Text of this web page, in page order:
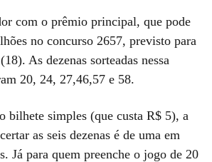
com o prêmio principal, que pode
no concurso 2657, previsto para
As dezenas sorteadas nessa
20, 24, 27,46,57 e 58.
bilhete simples (que custa R$ 5), a
as seis dezenas é de uma em
Já para quem preenche o jogo de 20